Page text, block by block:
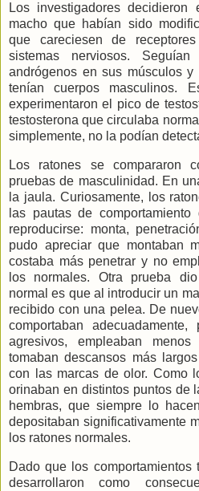
Los investigadores decidieron
macho que habían sido
que careciesen de
sistemas nerviosos.
andrógenos en sus músculos
tenían cuerpos masculinos.
experimentaron el pico de
testosterona que circulaba
simplemente, no la podían
Los ratones se compararon
pruebas de masculinidad. En
la jaula. Curiosamente, los
las pautas de
reproducirse: monta,
pudo apreciar que montaban
costaba más penetrar y no
los normales. Otra prueba
normal es que al introducir un
recibido con una pelea. De
comportaban
agresivos, empleaban
tomaban descansos más
con las marcas de olor. Como
orinaban en distintos puntos de
hembras, que siempre lo
depositaban significativamente
los ratones normales.
Dado que los comportamientos
desarrollaron como